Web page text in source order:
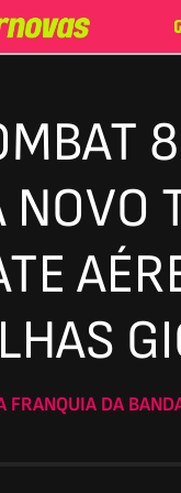
NOVO
FRANQUIA DA